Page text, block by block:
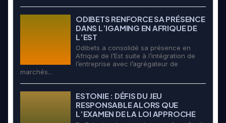
ODIBETS RENFORCE SA PRÉSENCE
DANS L’IGAMING EN AFRIQUE DE
L’EST
Odibets a consolidé sa présence en
Afrique de l’Est suite à l’intégration de
l’entreprise avec l’agrégateur de
marchés...
ESTONIE : DÉFIS DU JEU
RESPONSABLE ALORS QUE
L’EXAMEN DE LA LOI APPROCHE